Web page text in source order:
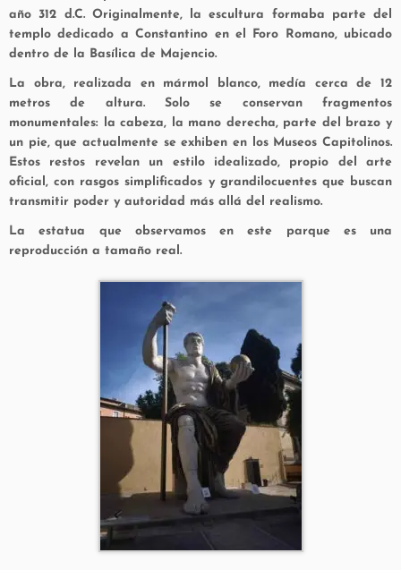
año 312 d.C. Originalmente, la escultura formaba parte del
templo dedicado a Constantino en el Foro Romano, ubicado
dentro de la Basílica de Majencio.
La obra, realizada en mármol blanco, medía cerca de 12
metros de altura. Solo se conservan fragmentos
monumentales: la cabeza, la mano derecha, parte del brazo y
un pie, que actualmente se exhiben en los Museos Capitolinos.
Estos restos revelan un estilo idealizado, propio del arte
oficial, con rasgos simplificados y grandilocuentes que buscan
transmitir poder y autoridad más allá del realismo.
La estatua que observamos en este parque es una
reproducción a tamaño real.